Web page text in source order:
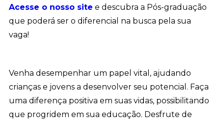
Acesse o nosso site e descubra a Pós-graduação
que poderá ser o diferencial na busca pela sua
vaga!
Venha desempenhar um papel vital, ajudando
crianças e jovens a desenvolver seu potencial. Faça
uma diferença positiva em suas vidas, possibilitando
que progridem em sua educação. Desfrute de